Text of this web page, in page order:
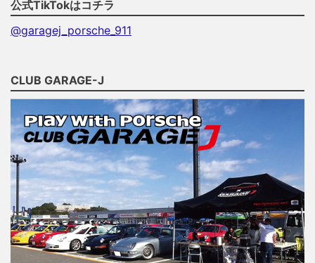
公式TikTokはコチラ
@garagej_porsche_911
CLUB GARAGE-J